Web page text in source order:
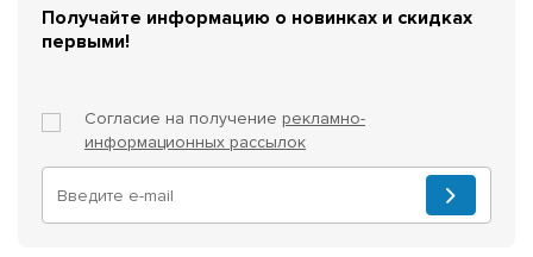
Получайте информацию о новинках и скидках
первыми!
Согласие на получение рекламно-
информационных рассылок